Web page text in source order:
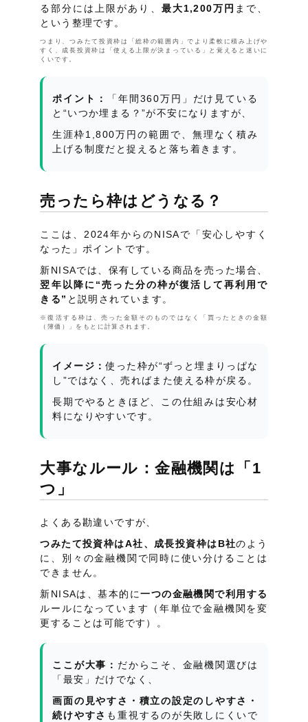
る部分には上限があり、 最大1,200万円 まで、
という整理です。
つまり、つみたて投資枠は「総枠の範囲内」でより柔軟に積み上げや
すく、成長投資枠は「使える上限が決まっている」と覚えると迷いに
くいです。
ポイント：
「年間360万円」だけ見ている
と“いつか埋まる？”が不安になりますが、
生涯枠1,800万円の範囲で、無理なく積み
上げる制度だと捉えると落ち着きます。
売ったら枠はどうなる？
ここは、2024年からのNISAで「安心しやすく
なった」ポイントです。
新NISAでは、保有している商品を売った場合、
翌年以降に“売った分の枠が復活して再利用で
きる” と説明されています。
※復活する枠は、売った金額そのものではなく「買ったときの金額
（簿価）」をもとに計算されます。
イメージ：使った枠が“ずっと埋まりっぱな
し”ではなく、売ればまた使える枠が戻る。
長期でやるときほど、この仕組みは安心材
料になりやすいです。
大事なルール：金融機関は「1
つ」
よくある勘違いですが、
つみたて投資枠はA社、成長投資枠はB社のよう
に、別々の金融機関で同時に使い分けることは
できません。
新NISAは、基本的に一つの金融機関で利用する
ルールになっています（年単位で金融機関を変
更することは可能です）。
ここが大事： だからこそ、金融機関選びは
「最安」だけでなく、
画面の見やすさ・積立の設定のしやすさ・
続けやすさ も重視するのが失敗しにくいで